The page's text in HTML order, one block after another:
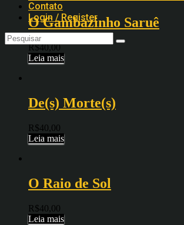
Contato
Login / Register
O Gambazinho Saruê
R$40,00
Leia mais
De(s) Morte(s)
R$40,00
Leia mais
O Raio de Sol
R$40,00
Leia mais